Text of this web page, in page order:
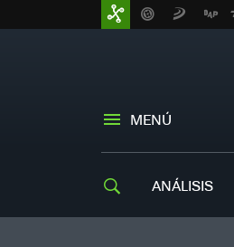
MENÚ
ANÁLISIS